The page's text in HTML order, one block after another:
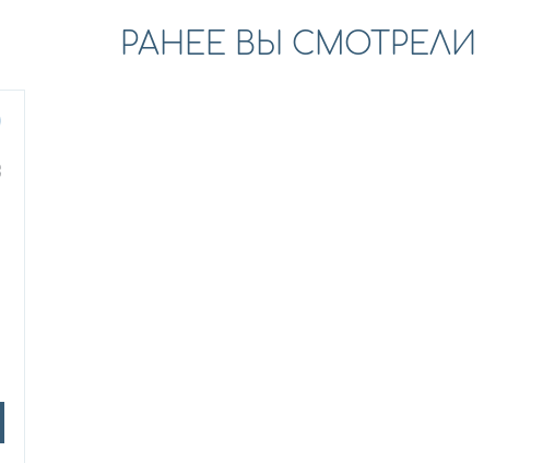
РАНЕЕ ВЫ СМОТРЕЛИ